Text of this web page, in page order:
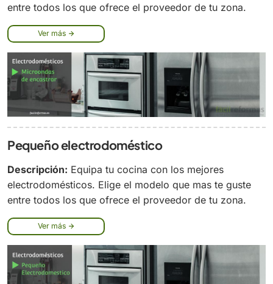
entre todos los que ofrece el proveedor de tu zona.
Ver más
Pequeño electrodoméstico
Descripción: Equipa tu cocina con los mejores
electrodomésticos. Elige el modelo que mas te guste
entre todos los que ofrece el proveedor de tu zona.
Ver más